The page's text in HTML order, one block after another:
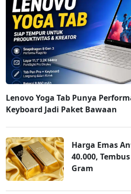
Lenovo Yoga Tab Punya
Keyboard Jadi Paket Bawaan
Harga Emas
40.000,
Gram